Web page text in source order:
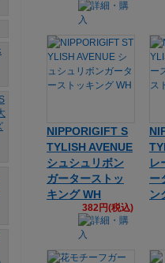
NIPPORIGIFT S
TYLISH AVENUE
シュシュリボン
ガーターストッ
キング WH
382円(税込)
レ
ー
ン